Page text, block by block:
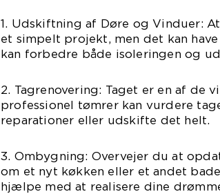
1. Udskiftning af Døre og Vinduer:
et simpelt projekt, men det kan
kan forbedre både isoleringen og
2. Tagrenovering: Taget er en af de
professionel tømrer kan vurdere
reparationer eller udskifte det helt.
3. Ombygning: Overvejer du at
om et nyt køkken eller et andet
hjælpe med at realisere dine